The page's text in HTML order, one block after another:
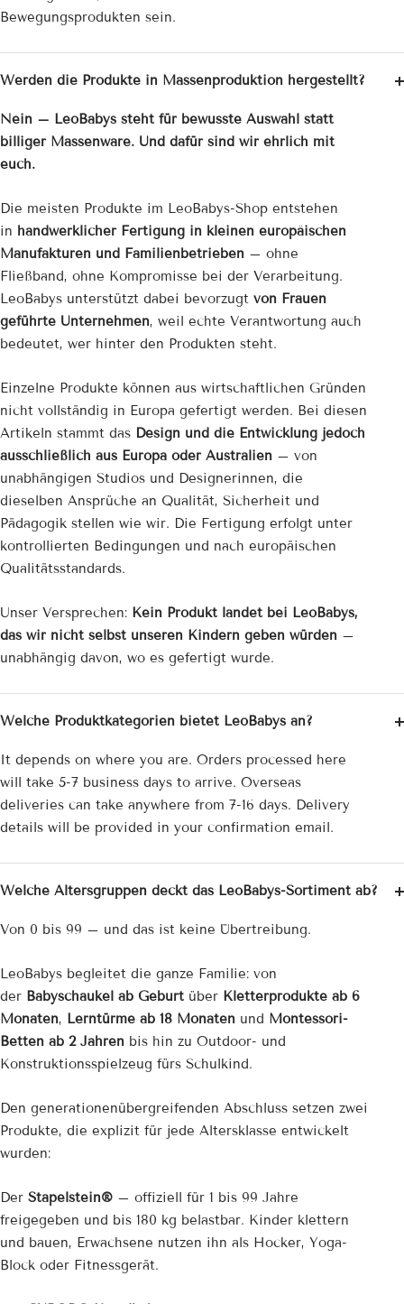
Bewegungsprodukten sein.
Werden die Produkte in Massenproduktion hergestellt?
Nein – LeoBabys steht für bewusste Auswahl statt
billiger Massenware. Und dafür sind wir ehrlich mit
euch.
Die meisten Produkte im LeoBabys-Shop entstehen
in handwerklicher Fertigung in kleinen europäischen
Manufakturen und Familienbetrieben – ohne
Fließband, ohne Kompromisse bei der Verarbeitung.
LeoBabys unterstützt dabei bevorzugt von Frauen
geführte Unternehmen, weil echte Verantwortung auch
bedeutet, wer hinter den Produkten steht.
Einzelne Produkte können aus wirtschaftlichen Gründen
nicht vollständig in Europa gefertigt werden. Bei diesen
Artikeln stammt das Design und die Entwicklung jedoch
ausschließlich aus Europa oder Australien – von
unabhängigen Studios und Designerinnen, die
dieselben Ansprüche an Qualität, Sicherheit und
Pädagogik stellen wie wir. Die Fertigung erfolgt unter
kontrollierten Bedingungen und nach europäischen
Qualitätsstandards.
Unser Versprechen: Kein Produkt landet bei LeoBabys,
das wir nicht selbst unseren Kindern geben würden –
unabhängig davon, wo es gefertigt wurde.
Welche Produktkategorien bietet LeoBabys an?
It depends on where you are. Orders processed here
will take 5-7 business days to arrive. Overseas
deliveries can take anywhere from 7-16 days. Delivery
details will be provided in your confirmation email.
Welche Altersgruppen deckt das LeoBabys-Sortiment ab?
Von 0 bis 99 – und das ist keine Übertreibung.
LeoBabys begleitet die ganze Familie: von
der Babyschaukel ab Geburt über Kletterprodukte ab 6
Monaten, Lerntürme ab 18 Monaten und Montessori-
Betten ab 2 Jahren bis hin zu Outdoor- und
Konstruktionsspielzeug fürs Schulkind.
Den generationenübergreifenden Abschluss setzen zwei
Produkte, die explizit für jede Altersklasse entwickelt
wurden:
Der Stapelstein® – offiziell für 1 bis 99 Jahre
freigegeben und bis 180 kg belastbar. Kinder klettern
und bauen, Erwachsene nutzen ihn als Hocker, Yoga-
Block oder Fitnessgerät.